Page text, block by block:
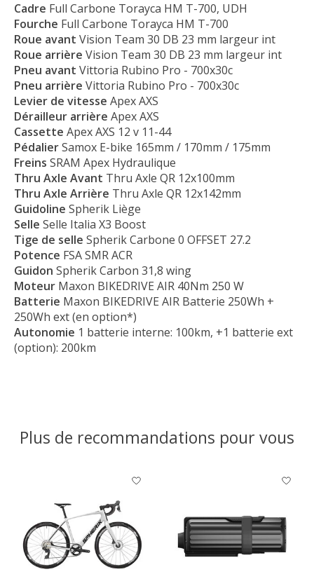
Cadre Full Carbone Torayca HM T-700, UDH
Fourche Full Carbone Torayca HM T-700
Roue avant Vision Team 30 DB 23 mm largeur int
Roue arrière Vision Team 30 DB 23 mm largeur int
Pneu avant Vittoria Rubino Pro - 700x30c
Pneu arrière Vittoria Rubino Pro - 700x30c
Levier de vitesse Apex AXS
Dérailleur arrière Apex AXS
Cassette Apex AXS 12 v 11-44
PédalierSamox E-bike 165mm / 170mm / 175mm
Freins SRAM Apex Hydraulique
Thru Axle Avant Thru Axle QR 12x100mm
Thru Axle Arrière Thru Axle QR 12x142mm
Guidoline Spherik Liège
Selle Selle Italia X3 Boost
Tige de selle Spherik Carbone 0 OFFSET 27.2
Potence FSA SMR ACR
Guidon Spherik Carbon 31,8 wing
Moteur Maxon BIKEDRIVE AIR 40Nm 250 W
Batterie Maxon BIKEDRIVE AIR Batterie 250Wh +
250Wh ext (en option*)
Autonomie 1 batterie interne: 100km, +1 batterie ext
(option): 200km
Plus de recommandations pour vous
Articles du carrousel de produits